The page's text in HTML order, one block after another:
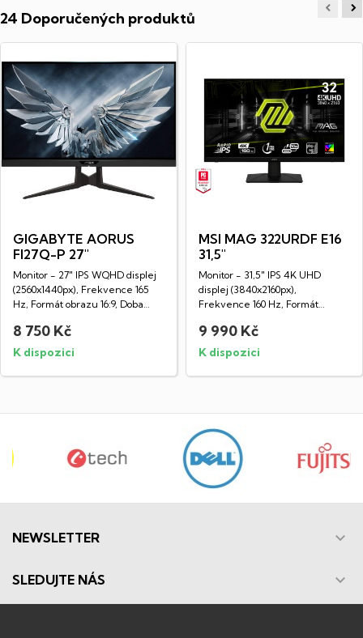
24 Doporučených produktů
GIGABYTE AORUS
FI27Q-P 27"
Monitor - 27" IPS WQHD displej
(2560x1440px), Frekvence 165
Hz, Formát obrazu 16:9, Doba
8 750 Kč
K dispozici
MSI MAG 322URDF E16
31,5"
Monitor - 31,5" IPS 4K UHD
displej (3840x2160px),
Frekvence 160 Hz, Formát
9 990 Kč
K dispozici
NEWSLETTER 
SLEDUJTE NÁS 